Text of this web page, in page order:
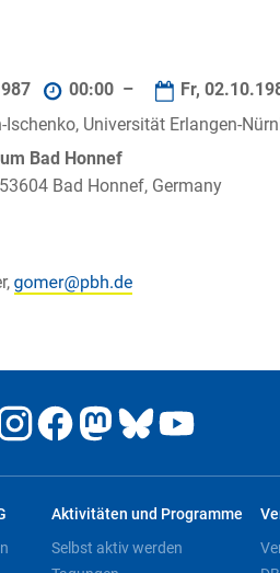
00:00 – Fr,
Ischenko, Universität Erlangen-
Bad Honnef
Bad Honnef, Germany
Aktivitäten und Programme
Selbst aktiv werden